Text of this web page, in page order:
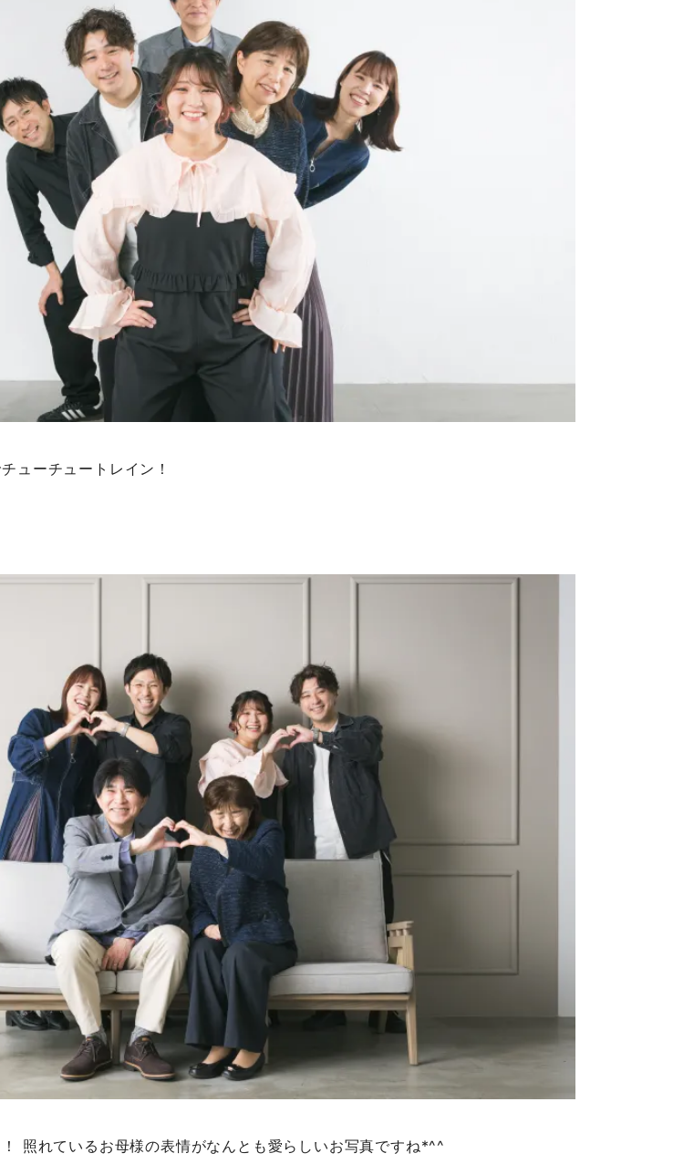
ューチュートレイン！
照れているお母様の表情がなんとも愛らしいお写真ですね*^^